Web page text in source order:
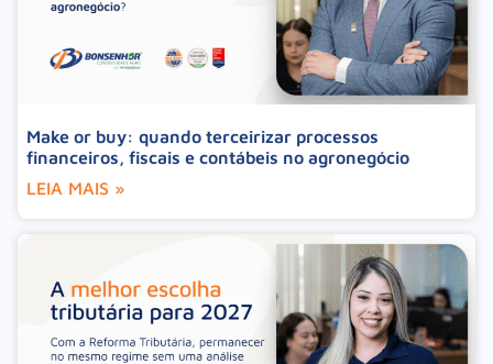
Make or buy: quando terceirizar processos
financeiros, fiscais e contábeis no agronegócio
LEIA MAIS »